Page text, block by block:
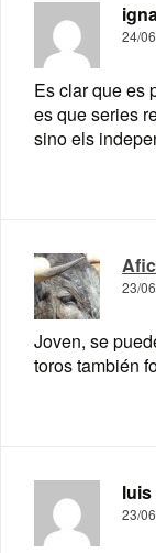
24/
Es clar que es
es que series
sino els
23/
Joven, se
toros también
luis
23/